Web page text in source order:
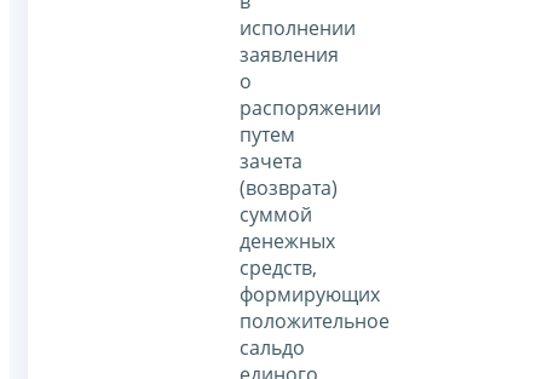
исполнении
заявления
о
распоряжении
путем
зачета
(возврата)
суммой
денежных
средств,
формирующих
положительное
сальдо
единого